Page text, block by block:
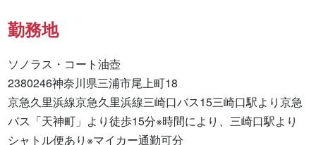
勤務地
ソノラス・コート油壺
2380246神奈川県三浦市尾上町18
京急久里浜線京急久里浜線三崎口バス15三崎口駅より京急
バス「天神町」より徒歩15分※時間により、三崎口駅より
シャトル便あり※マイカー通勤可分